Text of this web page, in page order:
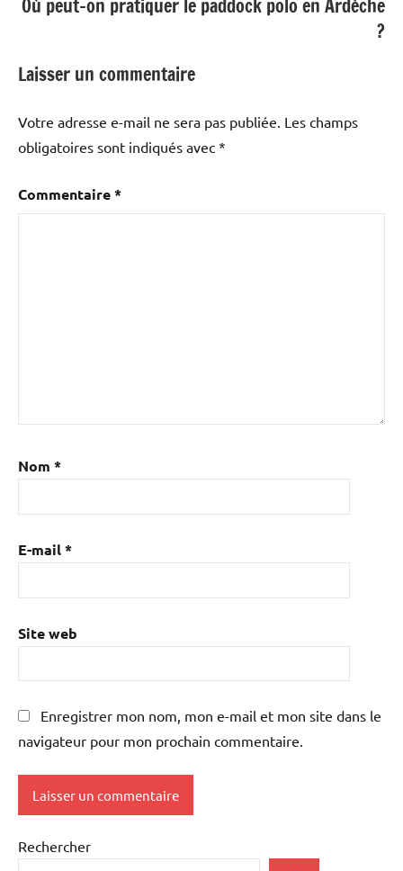
Où peut-on pratiquer le paddock polo en Ardèche
?
Laisser un commentaire
Votre adresse e-mail ne sera pas publiée. Les champs
obligatoires sont indiqués avec *
Commentaire*
Nom *
E-mail*
Site web
Enregistrer mon nom, mon e-mail et mon site dans le
navigateur pour mon prochain commentaire.
Rechercher